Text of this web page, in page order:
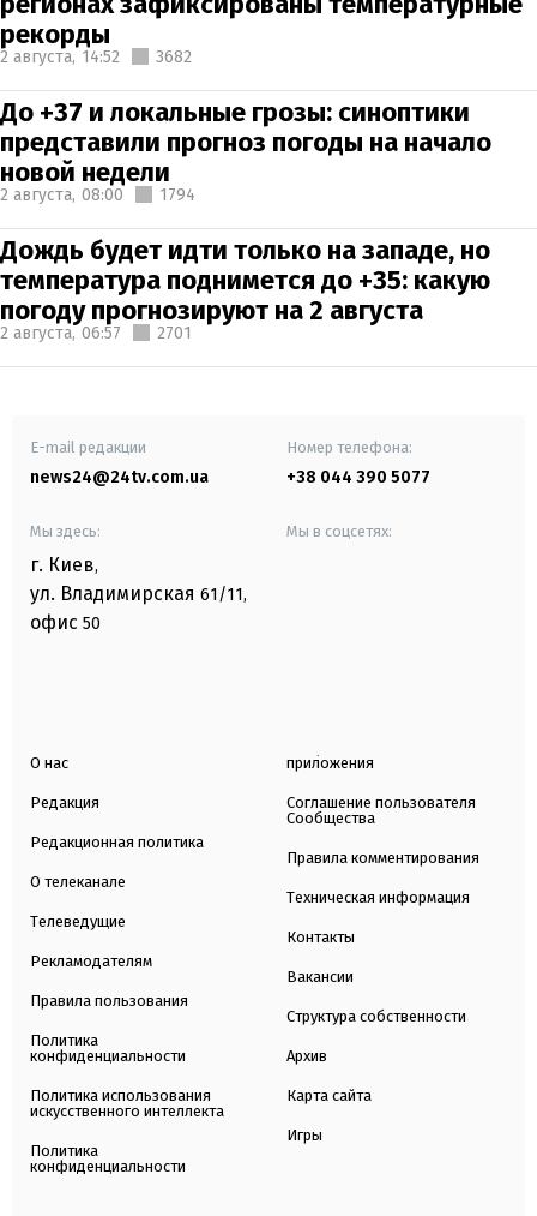
рекорды
2 августа, 14:52 3682
До +37 и локальные грозы: синоптики
представили прогноз погоды на начало
новой недели
2 августа, 08:00 1794
Дождь будет идти только на западе, но
температура поднимется до +35: какую
погоду прогнозируют на 2 августа
2 августа, 06:57 2701
E-mail редакции
news24@24tv.com.ua
Номер телефона:
+38 044 390 5077
Мы здесь:
г. Киев,
ул. Владимирская 61/11,
офис 50
Мы в соцсетях:
О нас
Редакция
Редакционная политика
О телеканале
Телеведущие
Рекламодателям
Правила пользования
Политика
конфиденциальности
Политика использования
искусственного интеллекта
Политика
конфиденциальности
приложения
Соглашение пользователя
Сообщества
Правила комментирования
Техническая информация
Контакты
Вакансии
Структура собственности
Архив
Карта сайта
Игры